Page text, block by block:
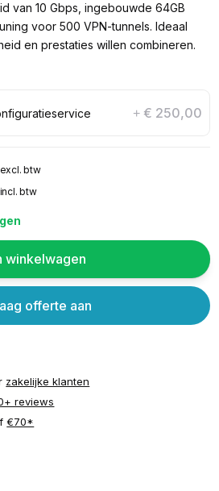
van 10 Gbps, ingebouwde 64GB
voor 500 VPN-tunnels. Ideaal
en prestaties willen combineren.
+ € 250,00
excl. btw
incl. btw
winkelwagen
offerte aan
zakelijke klanten
reviews
€70*